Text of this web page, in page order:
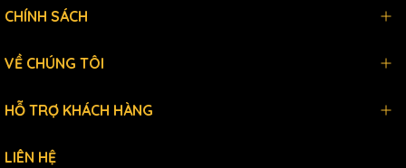
CHÍNH SÁCH
VỀ CHÚNG TÔI
HỖ TRỢ KHÁCH HÀNG
LIÊN HỆ